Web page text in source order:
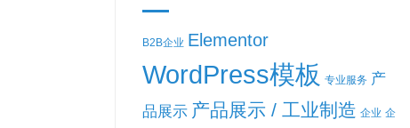
B2B企业 Elementor
WordPress模板 专业服务 产
品展示 产品展示 / 工业制造 企业 企